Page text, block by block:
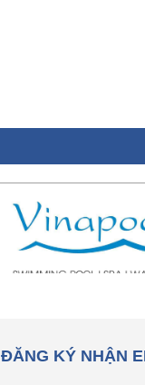
ĐĂNG KÝ NHẬN